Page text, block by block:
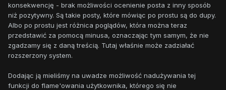
konsekwencję - brak możliwości ocenienie posta z inny sposób
niż pozytywny. Są takie posty, które mówiąc po prostu są do dupy.
Albo po prostu jest różnica poglądów, która można teraz
przedstawić za pomocą minusa, oznaczając tym samym, że nie
zgadzamy się z daną treścią. Tutaj właśnie może zadziałać
rozszerzony system.
Dodając ją mieliśmy na uwadze możliwość nadużywania tej
funkcji do flame'owania użytkownika, którego się nie